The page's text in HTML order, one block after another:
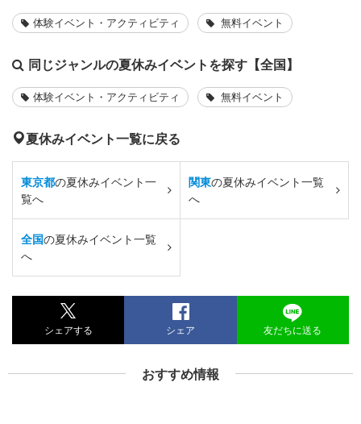
体験イベント・アクティビティ 無料イベント
同じジャンルの夏休みイベントを探す【全国】
体験イベント・アクティビティ 無料イベント
夏休みイベント一覧に戻る
東京都の夏休みイベント一
覧へ
関東の夏休みイベント一覧
へ
全国の夏休みイベント一覧
へ
シェアする シェア 友だちに送る
おすすめ情報